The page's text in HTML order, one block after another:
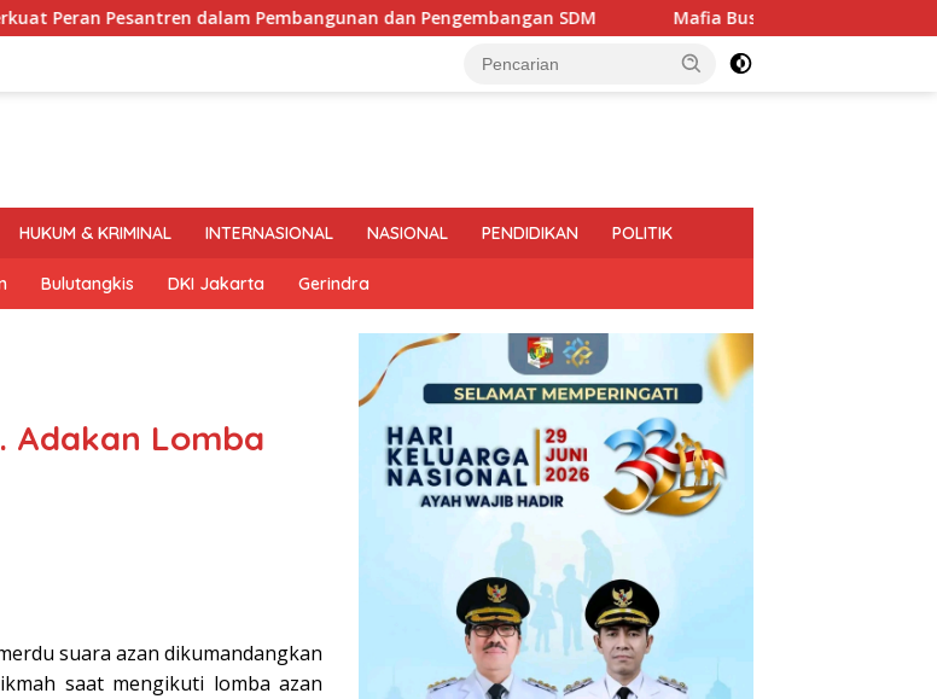
dalam Pembangunan dan Pengembangan SDM Mafia Busuk Institusi Hukum di Pinrang
HUKUM & KRIMINAL INTERNASIONAL NASIONAL PENDIDIKAN POLITIK
Bulutangkis DKI Jakarta Gerindra
Adakan Lomba
suara azan dikumandangkan
saat mengikuti lomba azan